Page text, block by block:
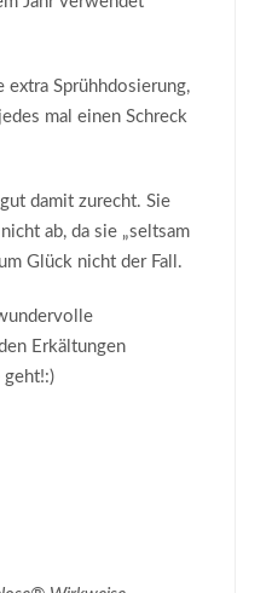
Sprühhdosierung,
mal einen Schreck
damit zurecht. Sie
ab, da sie „seltsam
Glück nicht der Fall.
Erkältungen
geht!:)